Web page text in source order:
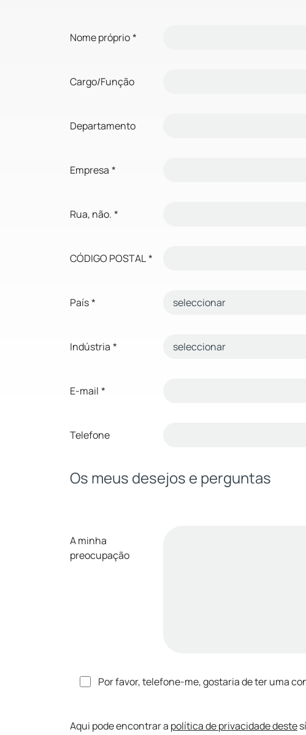
Nome próprio*
Cargo/Função
Departamento
Empresa *
Rua, não. *
CÓDIGO POSTAL*
País*
Indústria *
E-mail *
Telefone
Os meus desejos e perguntas
A minha
preocupação
Por favor, telefone-me, gostaria de ter uma
Aqui pode encontrar a política de privacidade deste